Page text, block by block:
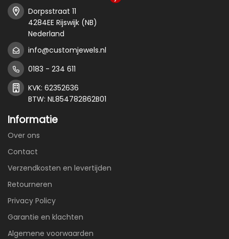
Dorpsstraat 11
4284EE Rijswijk (NB)
Nederland
info@customjewels.nl
0183 - 234 611
KVK: 62352636
BTW: NL854782862B01
Informatie
Over ons
Contact
Verzendkosten en levertijden
Retourneren
Privacy Policy
Garantie en klachten
Algemene voorwaarden